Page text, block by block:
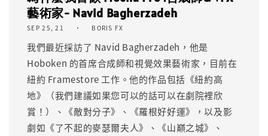
藝術家- Navid Bagherzadeh
SEP 25, 21 BORIS FX
我們最近採訪了 Navid Bagherzadeh，他是
Hoboken 的首席合成師和視覺效果藝術家，目前在
紐約 Framestore 工作。他的作品包括《紐約高
地》（我們建議如果您可以的話可以在劇院裡欣
賞！）、《敵對分子》、《羅根好好運》，以及影
劇如《了不起的麥瑟爾夫人》、《山巔之城》、